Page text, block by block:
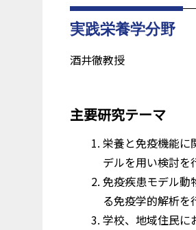
実践栄養学分野
酒井徹教授
主要研究テーマ
栄養と免疫機能に
デルを用い検討を
免疫疾患モデル動
る免疫学的解析を
学校、地域住民に